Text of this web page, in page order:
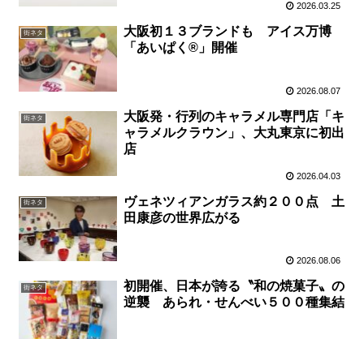
2026.03.25
街ネタ
大阪初１３ブランドも アイス万博
「あいぱく®」開催
2026.08.07
街ネタ
大阪発・行列のキャラメル専門店「キ
ャラメルクラウン」、大丸東京に初出
店
2026.04.03
街ネタ
ヴェネツィアンガラス約２００点 土
田康彦の世界広がる
2026.08.06
街ネタ
初開催、日本が誇る〝和の焼菓子〟の
逆襲 あられ・せんべい５００種集結